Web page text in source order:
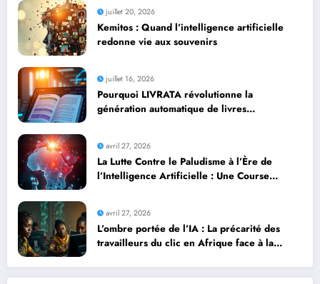
juillet 20, 2026
Kemitos : Quand l’intelligence artificielle
redonne vie aux souvenirs
juillet 16, 2026
Pourquoi LIVRATA révolutionne la
génération automatique de livres
avril 27, 2026
La Lutte Contre le Paludisme à l’Ère de
l’Intelligence Artificielle : Une Course
avril 27, 2026
L’ombre portée de l’IA : La précarité des
travailleurs du clic en Afrique face à la